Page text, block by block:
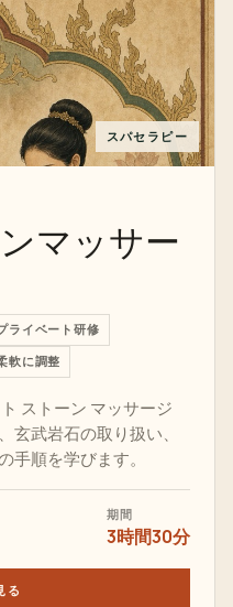
スパセラピー
マッサー
ライベート研修
軟に調整
ストーン マッサージ
玄武岩石の取り扱い、
手順を学びます。
期間
3時間30分
る